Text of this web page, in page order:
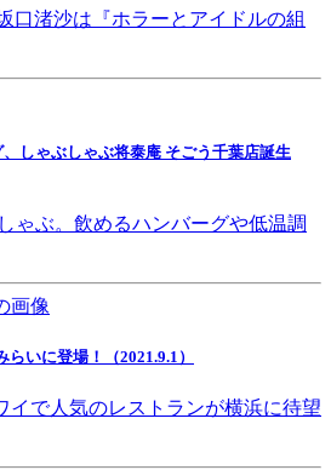
口渚沙は『ホラーとアイドルの組
しゃぶしゃぶ将泰庵 そごう千葉店誕生
ゃぶ。飲めるハンバーグや低温調
いに登場！（2021.9.1）
イで人気のレストランが横浜に待望